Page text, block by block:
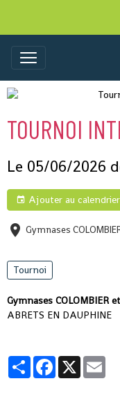
TOURNOI
Le 05/06/2026
Ajouter au calendrier
Gymnases
Tournoi
Gymnases COLOMBIER
ABRETS EN DAUPHINE
PartagerFacebook
X